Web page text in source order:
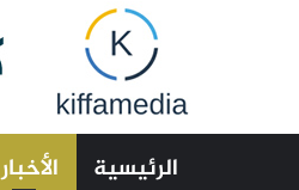
الرئيسية الأخبار